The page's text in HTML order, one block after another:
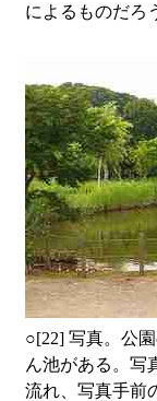
によるものだろ
○[22] 写真。公
ん池がある。写
流れ、写真手前